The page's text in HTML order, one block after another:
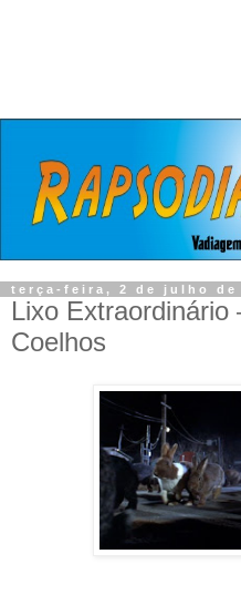
terça-feira, 2 de julho de
Lixo Extraordinário
Coelhos